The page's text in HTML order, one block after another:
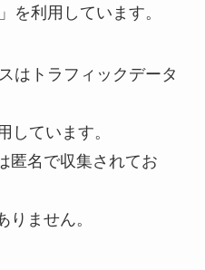
を利用しています。
はトラフィックデータ
しています。
匿名で収集されてお
ません。